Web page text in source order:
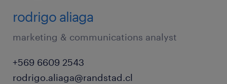
rodrigo aliaga
marketing & communications analyst
+569 6609 2543
rodrigo.aliaga@randstad.cl